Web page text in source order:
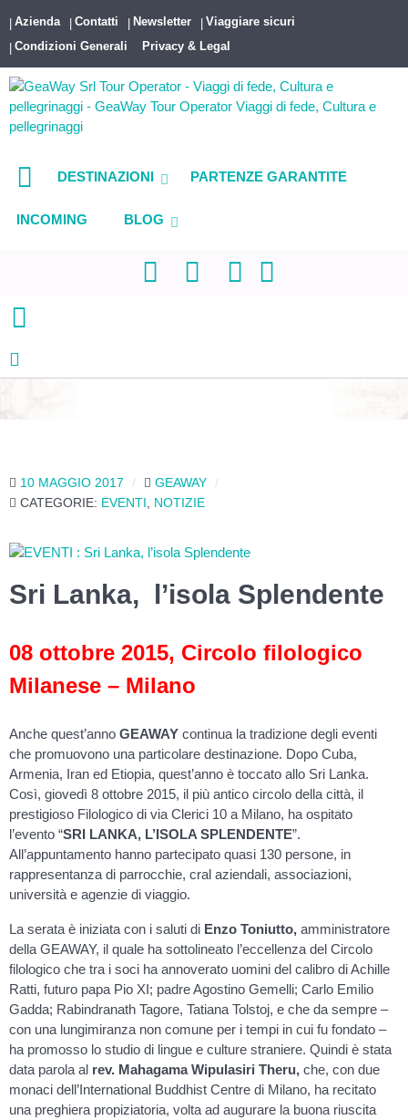
Azienda Contatti Newsletter
Viaggiare sicuri
Condizioni Generali
Privacy & Legal
DESTINAZIONI PARTENZE GARANTITE
INCOMING BLOG
10 MAGGIO 2017
GEAWAY
CATEGORIE: EVENTI NOTIZIE
Sri Lanka, l’isola Splendente
08 ottobre 2015, Circolo filologico
Milanese – Milano
Anche quest’anno GEAWAY continua la tradizione degli eventi
che promuovono una particolare destinazione. Dopo Cuba,
Armenia, Iran ed Etiopia, quest’anno è toccato allo Sri Lanka.
Così, giovedì 8 ottobre 2015, il più antico circolo della città, il
prestigioso Filologico di via Clerici 10 a Milano, ha ospitato
l’evento “SRI LANKA, L’ISOLA SPLENDENTE”.
All’appuntamento hanno partecipato quasi 130 persone, in
rappresentanza di parrocchie, cral aziendali, associazioni,
università e agenzie di viaggio.
La serata è iniziata con i saluti di Enzo Toniutto, amministratore
della GEAWAY, il quale ha sottolineato l’eccellenza del Circolo
filologico che tra i soci ha annoverato uomini del calibro di Achille
Ratti, futuro papa Pio XI; padre Agostino Gemelli; Carlo Emilio
Gadda; Rabindranath Tagore, Tatiana Tolstoj, e che da sempre –
con una lungimiranza non comune per i tempi in cui fu fondato –
ha promosso lo studio di lingue e culture straniere. Quindi è stata
data parola al rev. Mahagama Wipulasiri Theru, che, con due
monaci dell’International Buddhist Centre di Milano, ha recitato
una preghiera propiziatoria, volta ad augurare la buona riuscita